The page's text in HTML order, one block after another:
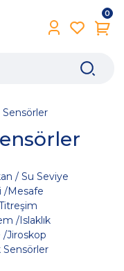
0
Sensörler
/ Su Seviye
/Mesafe
/Islaklık
/Jiroskop